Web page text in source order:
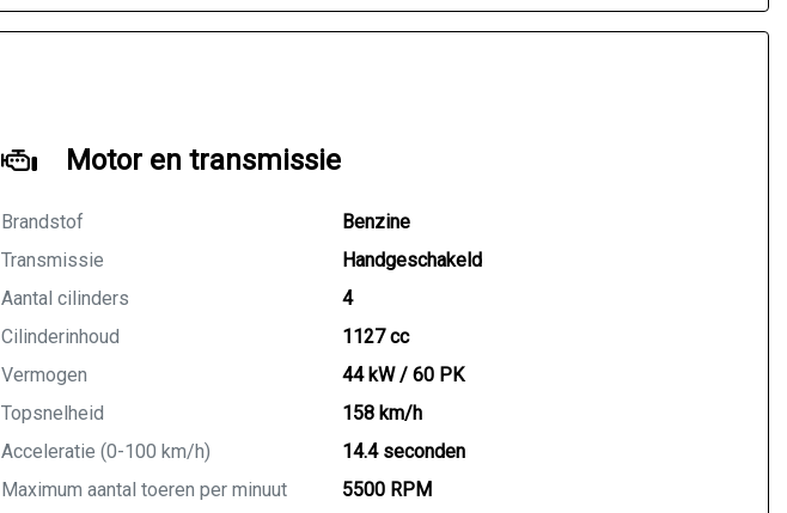
Motor en transmissie
Brandstof
Benzine
Transmissie
Handgeschakeld
Aantal cilinders
4
Cilinderinhoud
1127 cc
Vermogen
44 kW / 60 PK
Topsnelheid
158 km/h
Acceleratie (0-100 km/h)
14.4 seconden
Maximum aantal toeren per minuut
5500 RPM